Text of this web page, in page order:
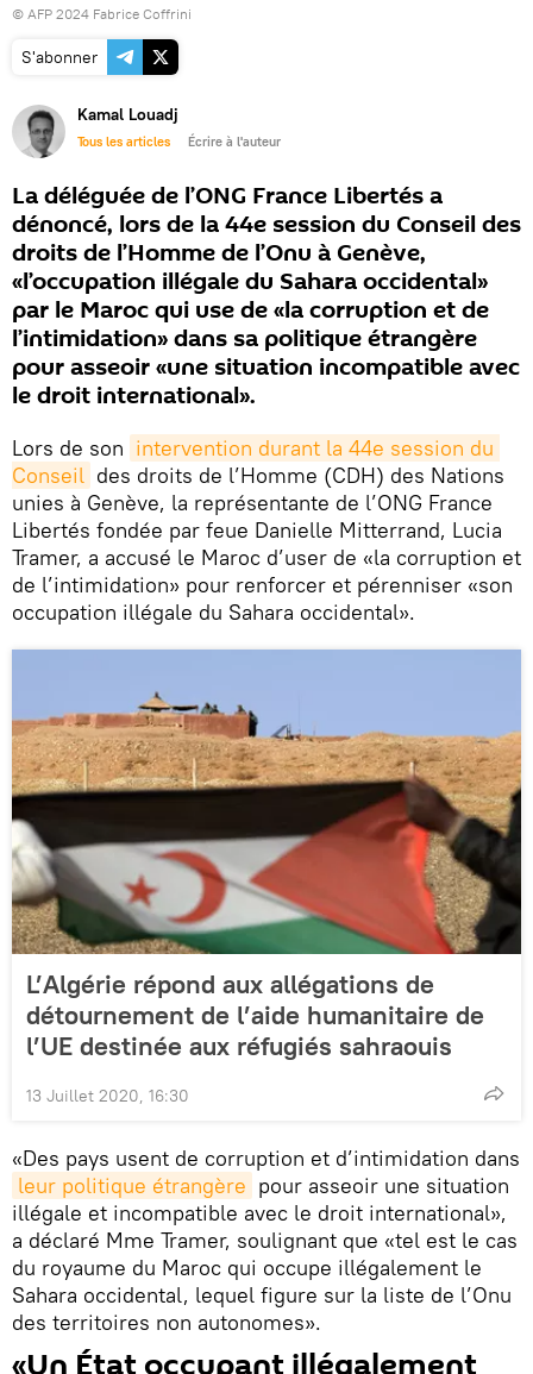
© AFP 2024 Fabrice Coffrini
S'abonner
Kamal Louadj
Tous les articles Écrire à l'auteur
La déléguée de l’ONG France Libertés a
dénoncé, lors de la 44e session du Conseil des
droits de l’Homme de l’Onu à Genève,
«l’occupation illégale du Sahara occidental»
par le Maroc qui use de «la corruption et de
l’intimidation» dans sa politique étrangère
pour asseoir «une situation incompatible avec
le droit international».
Lors de son intervention durant la 44e session du
Conseil des droits de l’Homme (CDH) des Nations
unies à Genève, la représentante de l’ONG France
Libertés fondée par feue Danielle Mitterrand, Lucia
Tramer, a accusé le Maroc d’user de «la corruption et
de l’intimidation» pour renforcer et pérenniser «son
occupation illégale du Sahara occidental».
L’Algérie répond aux allégations de
détournement de l’aide humanitaire de
l’UE destinée aux réfugiés sahraouis
13 Juillet 2020, 16:30
«Des pays usent de corruption et d’intimidation dans
leur politique étrangère pour asseoir une situation
illégale et incompatible avec le droit international»,
a déclaré Mme Tramer, soulignant que «tel est le cas
du royaume du Maroc qui occupe illégalement le
Sahara occidental, lequel figure sur la liste de l’Onu
des territoires non autonomes».